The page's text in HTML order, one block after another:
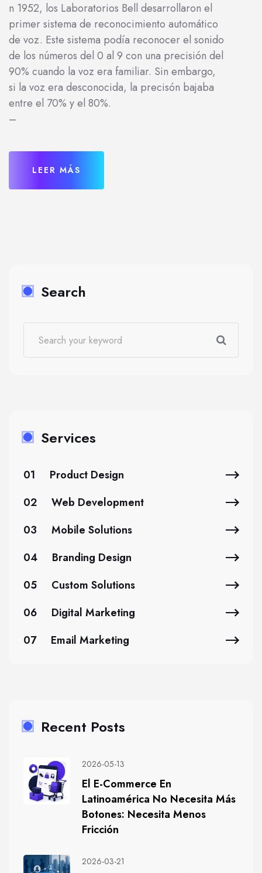
n 1952, los Laboratorios Bell desarrollaron el
primer sistema de reconocimiento automático
de voz. Este sistema podía reconocer el sonido
de los números del 0 al 9 con una precisión del
90% cuando la voz era familiar. Sin embargo,
si la voz era desconocida, la precisón bajaba
entre el 70% y el 80%.
–
LEER MÁS
Search
Services
01
Product Design
02
Web Development
03
Mobile Solutions
04
Branding Design
05
Custom Solutions
06
Digital Marketing
07
Email Marketing
Recent Posts
2026-05-13
El E-Commerce En
Latinoamérica No Necesita Más
Botones: Necesita Menos
Fricción
2026-03-21